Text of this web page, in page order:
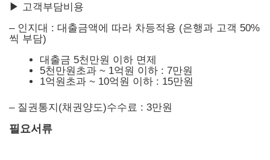
▶ 고객부담비용
– 인지대 : 대출금액에 따라 차등적용 (은행과 고객 50%
씩 부담)
대출금 5천만원 이하 면제
5천만원초과 ~ 1억원 이하 : 7만원
1억원초과 ~ 10억원 이하 : 15만원
– 질권통지(채권양도)수수료 : 3만원
필요서류